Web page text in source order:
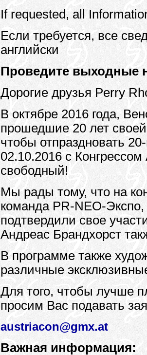
If requested, all
Если требуется, все
английски
Проведите выходные
Дорогие друзья Perry
В октябре 2016 года,
прошедшие 20 лет
чтобы отпраздновать
02.10.2016 с
свободный!
Мы рады тому, что на
команда PR-NЕО-Экспо,
подтвердили свое
Андреас Брандхорст
В программе также
различные
Для того, чтобы лучше
просим Вас подавать
austriacon@gmx.at
Важная информация: